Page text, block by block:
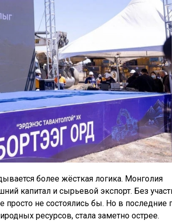
более жёсткая логика. Монголия
капитал и сырьевой экспорт. Без
просто не состоялись бы. Но в последние
ресурсов, стала заметно острее.